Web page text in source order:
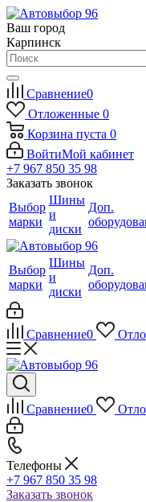
Ваш город
Карпинск
Сравнение0
Отложенные 0
Корзина пуста 0
ВойтиМой кабинет
+7 967 850 35 98
Заказать звонок
Выбор
марки
Шины
и
диски
Доп.
Выбор
марки
Шины
и
диски
Доп.
Сравнение0
Сравнение0
Телефоны
+7 967 850 35 98
Заказать звонок